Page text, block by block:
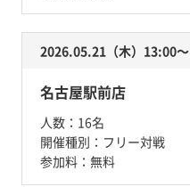
2026.05.21（木）13:00〜
名古屋駅前店
人数： 16名
開催種別： フリー対戦
参加料： 無料